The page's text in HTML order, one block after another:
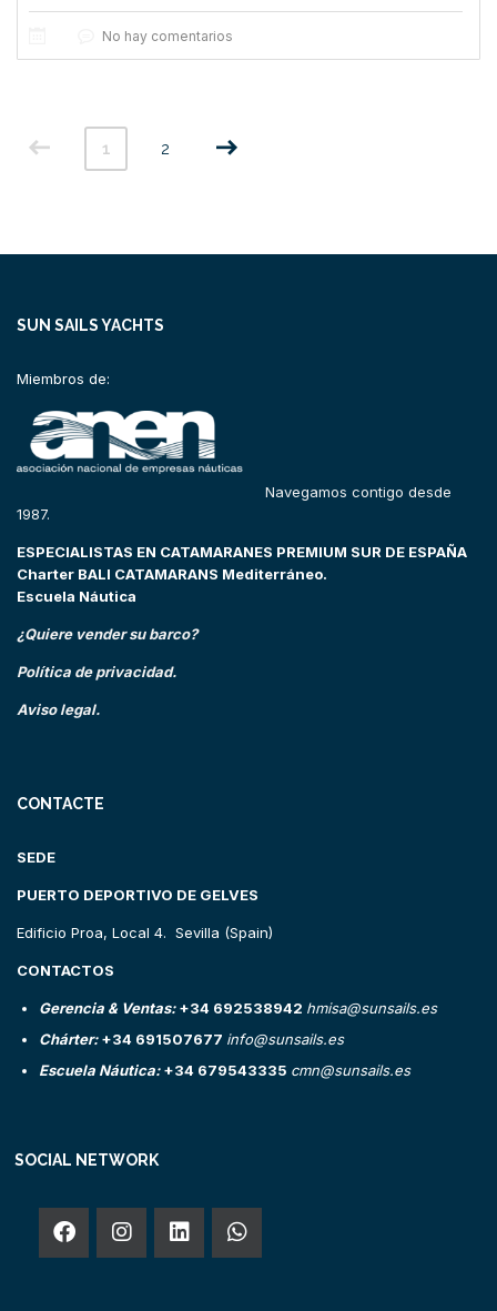
No hay comentarios
1 2
SUN SAILS YACHTS
Miembros de:
Navegamos contigo desde
1987.
ESPECIALISTAS EN CATAMARANES PREMIUM SUR DE ESPAÑA
Charter BALI CATAMARANS Mediterráneo.
Escuela Náutica
¿Quiere vender su barco?
Política de privacidad.
Aviso legal.
CONTACTE
SEDE
PUERTO DEPORTIVO DE GELVES
Edificio Proa, Local 4. Sevilla (Spain)
CONTACTOS
Gerencia & Ventas:+34 692538942 hmisa@sunsails.es
Chárter:+34 691507677 info@sunsails.es
Escuela Náutica:+34 679543335 cmn@sunsails.es
SOCIAL NETWORK